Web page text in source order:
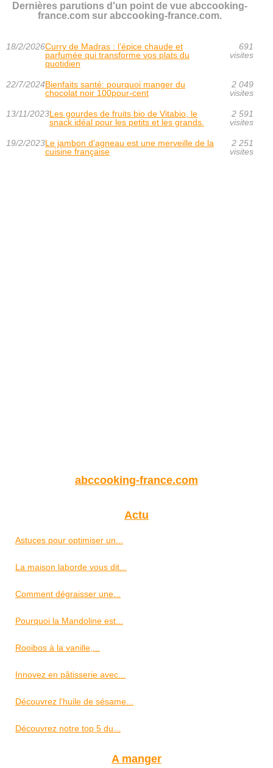
Dernières parutions d'un point de vue abccooking-
france.com sur abccooking-france.com.
18/2/2026Curry de Madras : l’épice chaude et
parfumée qui transforme vos plats du
quotidien
691
visites
22/7/2024Bienfaits santé: pourquoi manger du
chocolat noir 100pour-cent
2 049
visites
13/11/2023Les gourdes de fruits bio de Vitabio, le
snack idéal pour les petits et les grands.
2 591
visites
19/2/2023Le jambon d'agneau est une merveille de la
cuisine française
2 251
visites
abccooking-france.com
Actu
Astuces pour optimiser un...
La maison laborde vous dit...
Comment dégraisser une...
Pourquoi la Mandoline est...
Rooibos à la vanille,...
Innovez en pâtisserie avec...
Découvrez l'huile de sésame...
Découvrez notre top 5 du...
A manger